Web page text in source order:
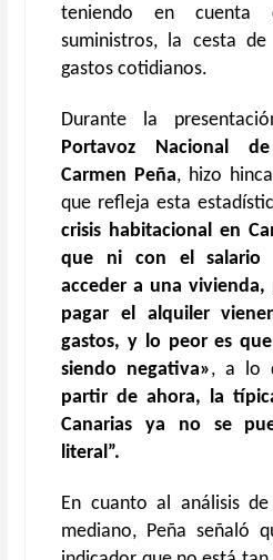
teniendo en cuenta
suministros, la cesta
gastos cotidianos.
Durante la
Portavoz Nacional
Carmen Peña, hizo
que refleja esta
crisis habitacional en
que ni con el salario
acceder a una vivienda,
pagar el alquiler
gastos, y lo peor es
siendo negativa», a lo
partir de ahora, la
Canarias ya no se
literal”.
En cuanto al análisis
mediano, Peña señaló